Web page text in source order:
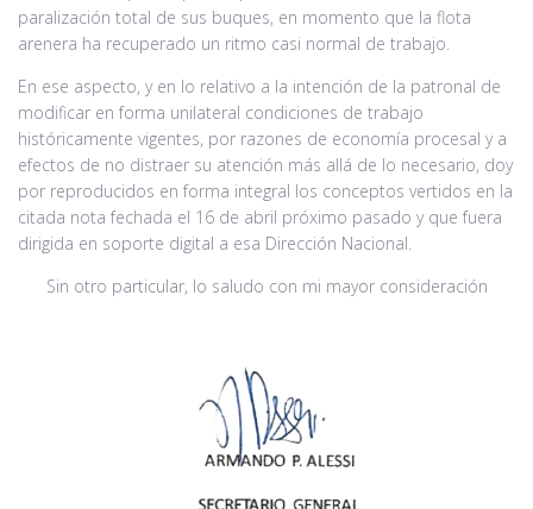
paralización total de sus buques, en momento que la flota
arenera ha recuperado un ritmo casi normal de trabajo.
En ese aspecto, y en lo relativo a la intención de la patronal de
modificar en forma unilateral condiciones de trabajo
históricamente vigentes, por razones de economía procesal y a
efectos de no distraer su atención más allá de lo necesario, doy
por reproducidos en forma integral los conceptos vertidos en la
citada nota fechada el 16 de abril próximo pasado y que fuera
dirigida en soporte digital a esa Dirección Nacional.
Sin otro particular, lo saludo con mi mayor consideración